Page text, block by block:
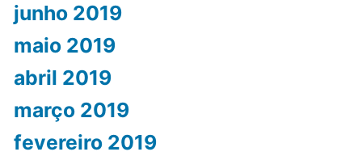
junho 2019
maio 2019
abril 2019
março 2019
fevereiro 2019